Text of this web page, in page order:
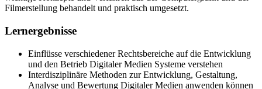
Filmerstellung behandelt und praktisch umgesetzt.
Lernergebnisse
Einflüsse verschiedener Rechtsbereiche auf die Entwicklung
und den Betrieb Digitaler Medien Systeme verstehen
Interdisziplinäre Methoden zur Entwicklung, Gestaltung,
Analyse und Bewertung Digitaler Medien anwenden können